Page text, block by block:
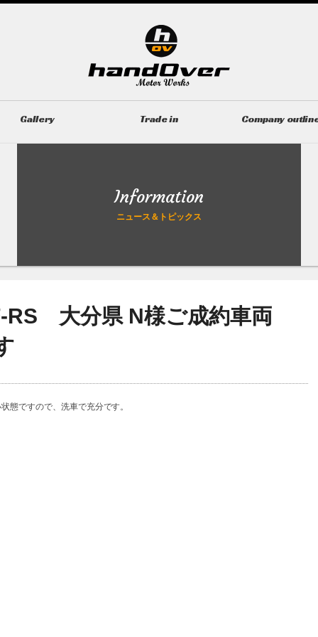
Gallery Trade in Company
Information
ニュース＆トピックス
RS 大分県 N様ご成約車両
態ですので、洗車で充分です。